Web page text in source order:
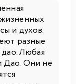
и духов.
разные
Любая
Дао. Они не